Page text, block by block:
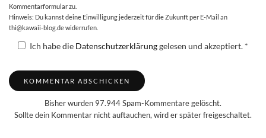
Kommentarformular zu.
Hinweis: Du kannst deine Einwilligung jederzeit für die Zukunft per E-Mail an
thi@kawaii-blog.de widerrufen.
Ich habe die Datenschutzerklärunggelesen und akzeptiert. *
Bisher wurden 97.944 Spam-Kommentare gelöscht.
Sollte dein Kommentar nicht auftauchen, wird er später freigeschaltet.